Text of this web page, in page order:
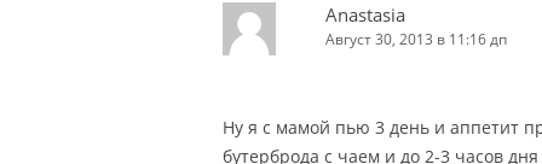
Anastasia
Август 30, 2013 в 11:16 дп
Ну я с мамой пью 3 день и аппетит
бутерброда с чаем и до 2-3 часов